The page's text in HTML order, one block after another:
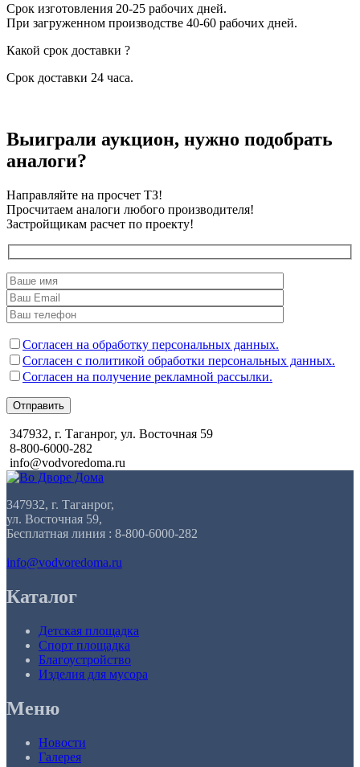
Срок изготовления 20-25 рабочих дней.
При загруженном производстве 40-60 рабочих дней.
Какой срок доставки ?
Срок доставки 24 часа.
Выиграли аукцион, нужно подобрать
аналоги?
Направляйте на просчет ТЗ!
Просчитаем аналоги любого производителя!
Застройщикам расчет по проекту!
Согласен на обработку персональных данных.
Согласен с политикой обработки персональных данных.
Согласен на получение рекламной рассылки.
Отправить
347932, г. Таганрог, ул. Восточная 59
8-800-6000-282
info@vodvoredoma.ru
347932, г. Таганрог,
ул. Восточная 59,
Бесплатная линия : 8-800-6000-282
info@vodvoredoma.ru
Каталог
Детская площадка
Спорт площадка
Благоустройство
Изделия для мусора
Меню
Новости
Галерея